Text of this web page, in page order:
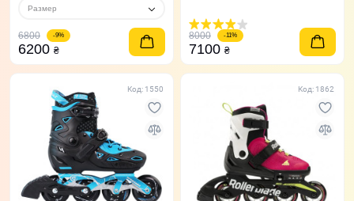
Размер
6800 -9%
6200 ₴
8000 -11%
7100 ₴
Код: 1550 Код: 1862